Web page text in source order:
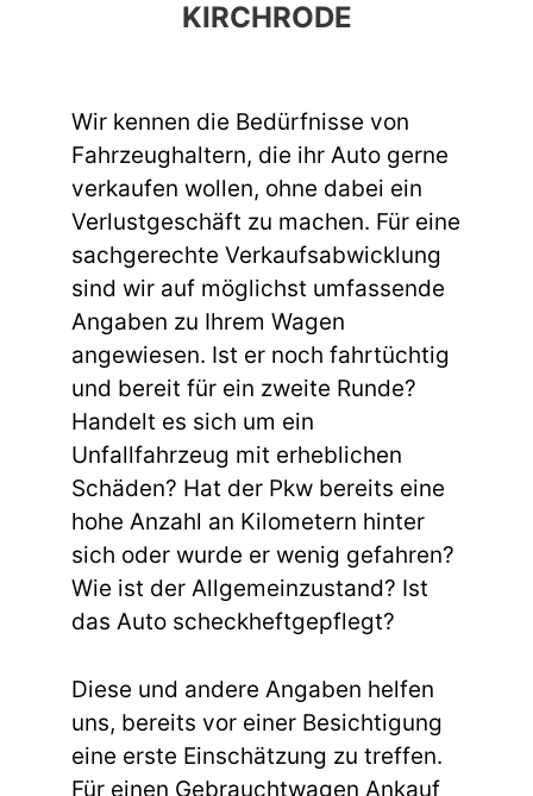
KIRCHRODE
Wir kennen die Bedürfnisse von
Fahrzeughaltern, die ihr Auto gerne
verkaufen wollen, ohne dabei ein
Verlustgeschäft zu machen. Für eine
sachgerechte Verkaufsabwicklung
sind wir auf möglichst umfassende
Angaben zu Ihrem Wagen
angewiesen. Ist er noch fahrtüchtig
und bereit für ein zweite Runde?
Handelt es sich um ein
Unfallfahrzeug mit erheblichen
Schäden? Hat der Pkw bereits eine
hohe Anzahl an Kilometern hinter
sich oder wurde er wenig gefahren?
Wie ist der Allgemeinzustand? Ist
das Auto scheckheftgepflegt?
Diese und andere Angaben helfen
uns, bereits vor einer Besichtigung
eine erste Einschätzung zu treffen.
Für einen Gebrauchtwagen Ankauf